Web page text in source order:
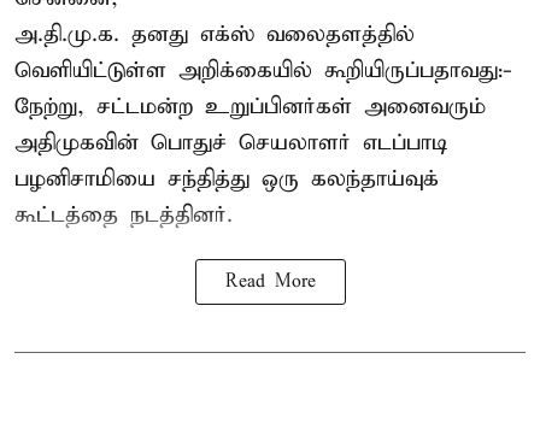
அ.தி.மு.க. தனது எக்ஸ் வலைதளத்தில்
வெளியிட்டுள்ள அறிக்கையில் கூறியிருப்பதாவது:-
நேற்று, சட்டமன்ற உறுப்பினர்கள் அனைவரும்
அதிமுகவின் பொதுச் செயலாளர் எடப்பாடி
பழனிசாமியை சந்தித்து ஒரு கலந்தாய்வுக்
கூட்டத்தை நடத்தினர்.
Read More